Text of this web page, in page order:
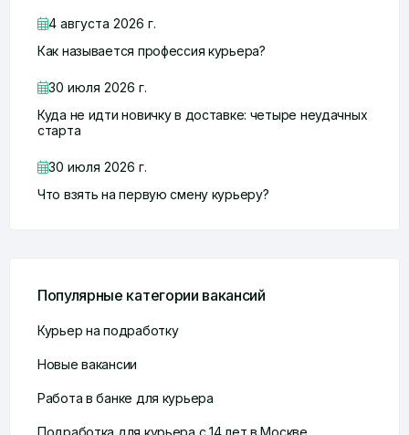
4 августа 2026 г.
Как называется профессия курьера?
30 июля 2026 г.
Куда не идти новичку в доставке: четыре неудачных
старта
30 июля 2026 г.
Что взять на первую смену курьеру?
Популярные категории вакансий
Курьер на подработку
Новые вакансии
Работа в банке для курьера
Подработка для курьера с 14 лет в Москве